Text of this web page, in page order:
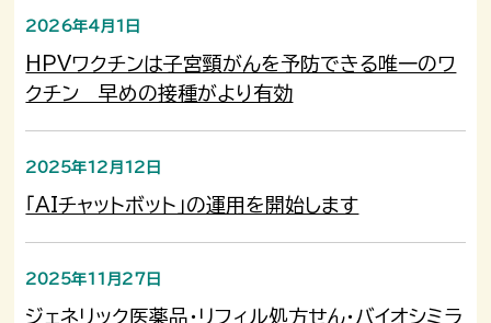
2026年4月1日
HPVワクチンは子宮頸がんを予防できる唯一のワ
クチン 早めの接種がより有効
2025年12月12日
「AIチャットボット」の運用を開始します
2025年11月27日
ジェネリック医薬品・リフィル処方せん・バイオシミラ